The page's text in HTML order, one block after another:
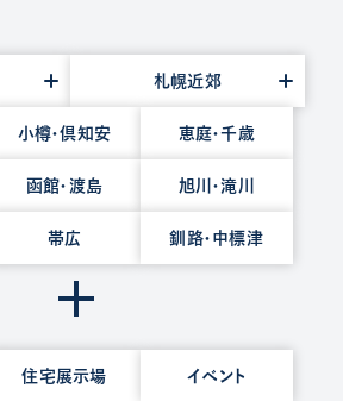
札幌近郊
小樽・倶知安 恵庭・千歳
函館・渡島 旭川・滝川
帯広 釧路・中標津
住宅展示場 イベント